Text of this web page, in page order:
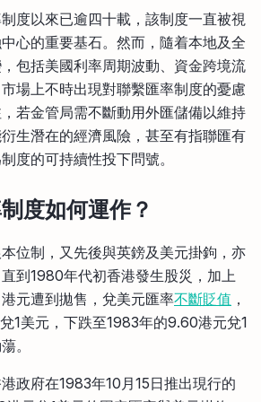
率
惠信用卡
度以來已逾四十載，該制度一直被視
心的重要基石。然而，隨着本地及全
包括美國利率周期波動、資金跨境流
場上不時出現對聯繫匯率制度的憂慮
若金管局需不斷動用外匯儲備以維持
生潛在的經濟風險，甚至有指聯匯有
度的可持續性投下問號。
度如何運作？
本位制，又先後與英鎊及美元掛鉤，亦
到1980年代初香港發生股災，加上
元遭到拋售，兌美元匯率不斷貶值 ，
1美元，下跌至1983年的9.60港元兌1
。
政府在1983年10月15日推出現行的